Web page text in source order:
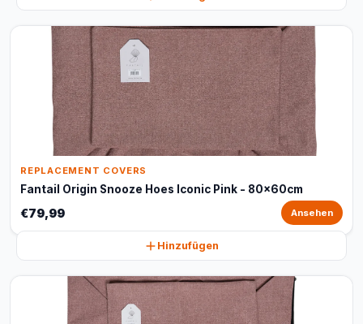
REPLACEMENT COVERS
Fantail Origin Snooze Hoes Iconic Pink - 80x60cm
€79,99 Ansehen
Hinzufügen